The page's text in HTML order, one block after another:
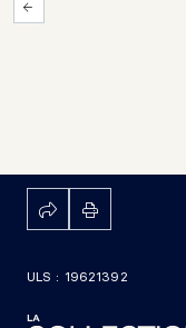
ULS : 19621392